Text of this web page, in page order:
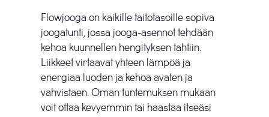
Flowjooga on kaikille taitotasoille sopiva
joogatunti, jossa jooga-asennot tehdään
kehoa kuunnellen hengityksen tahtiin.
Liikkeet virtaavat yhteen lämpöä ja
energiaa luoden ja kehoa avaten ja
vahvistaen. Oman tuntemuksen mukaan
voit ottaa kevyemmin tai haastaa itseäsi